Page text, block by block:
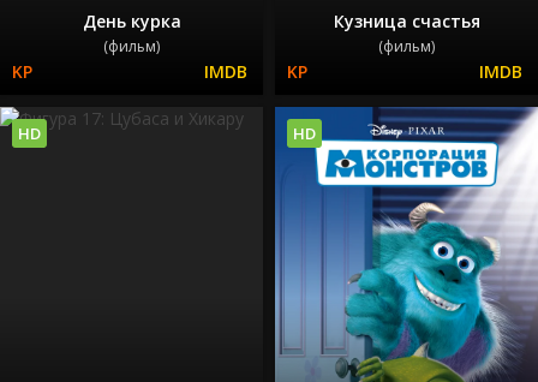
День курка
(фильм)
Кузница счастья
(фильм)
HD HD